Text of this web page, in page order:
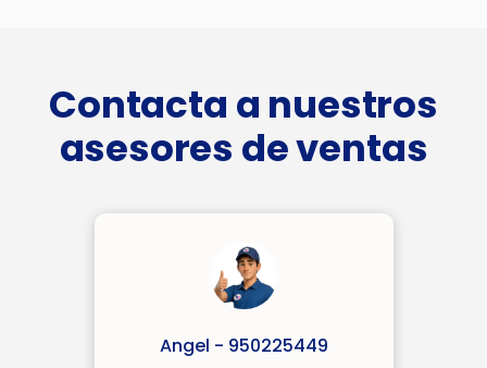
Contacta a nuestros
asesores de ventas
Angel - 950225449